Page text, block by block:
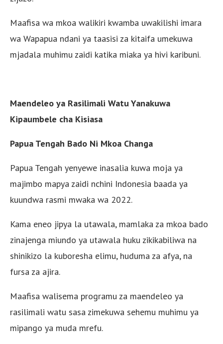
Maafisa wa mkoa walikiri kwamba uwakilishi imara
wa Wapapua ndani ya taasisi za kitaifa umekuwa
mjadala muhimu zaidi katika miaka ya hivi karibuni.
Maendeleo ya Rasilimali Watu Yanakuwa
Kipaumbele cha Kisiasa
Papua Tengah Bado Ni Mkoa Changa
Papua Tengah yenyewe inasalia kuwa moja ya
majimbo mapya zaidi nchini Indonesia baada ya
kuundwa rasmi mwaka wa 2022.
Kama eneo jipya la utawala, mamlaka za mkoa bado
zinajenga miundo ya utawala huku zikikabiliwa na
shinikizo la kuboresha elimu, huduma za afya, na
fursa za ajira.
Maafisa walisema programu za maendeleo ya
rasilimali watu sasa zimekuwa sehemu muhimu ya
mipango ya muda mrefu.